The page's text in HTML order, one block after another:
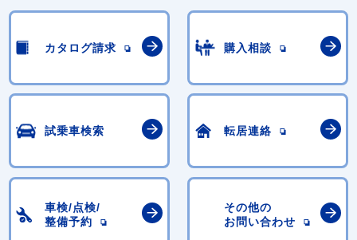
カタログ請求 購入相談
試乗車検索 転居連絡
車検/点検/
整備予約
その他の
お問い合わせ